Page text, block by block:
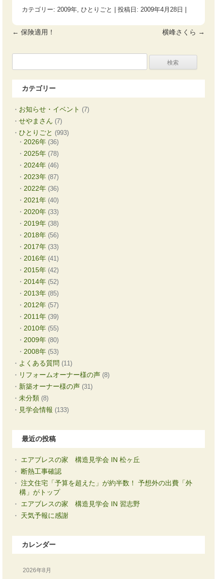
カテゴリー: 2009年, ひとりごと | 投稿日: 2009年4月28日
← 保険適用！ 横峰さくら →
索:
カテゴリー
お知らせ・イベント (7)
せやまさん (7)
ひとりごと (993)
2026年 (36)
2025年 (78)
2024年 (46)
2023年 (87)
2022年 (36)
2021年 (40)
2020年 (33)
2019年 (38)
2018年 (56)
2017年 (33)
2016年 (41)
2015年 (42)
2014年 (52)
2013年 (85)
2012年 (57)
2011年 (39)
2010年 (55)
2009年 (80)
2008年 (53)
よくある質問 (11)
リフォームオーナー様の声 (8)
新築オーナー様の声 (31)
未分類 (8)
見学会情報 (133)
最近の投稿
エアブレスの家 構造見学会 IN 松ヶ丘
断熱工事確認
注文住宅「予算を超えた」が約半数！ 予想外の出費「外
構」がトップ
エアブレスの家 構造見学会 IN 習志野
天気予報に感謝
カレンダー
2026年8月